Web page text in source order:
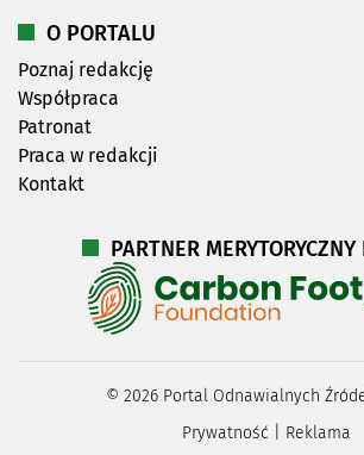
O PORTALU
Poznaj redakcję
Współpraca
Patronat
Praca w redakcji
Kontakt
PARTNER
© 2026Portal Odnawialnych
Prywatność
Reklama